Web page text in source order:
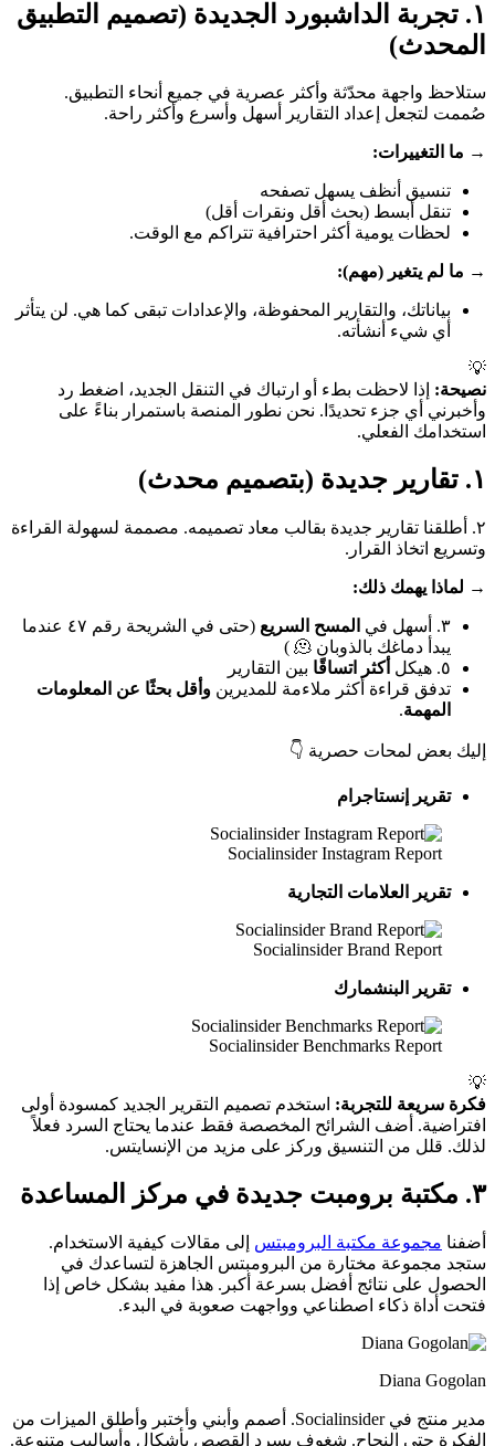
١. تجربة الداشبورد الجديدة (تصميم التطبيق
المحدث)
ستلاحظ واجهة محدّثة وأكثر عصرية في جميع أنحاء التطبيق.
صُممت لتجعل إعداد التقارير أسهل وأسرع وأكثر راحة.
→ ما التغييرات:
تنسيق أنظف يسهل تصفحه
تنقل أبسط (بحث أقل ونقرات أقل)
لحظات يومية أكثر احترافية تتراكم مع الوقت.
→ ما لم يتغير (مهم):
بياناتك، والتقارير المحفوظة، والإعدادات تبقى كما هي. لن يتأثر
أي شيء أنشأته.
💡
نصيحة: إذا لاحظت بطء أو ارتباك في التنقل الجديد، اضغط رد
وأخبرني أي جزء تحديدًا. نحن نطور المنصة باستمرار بناءً على
استخدامك الفعلي.
١. تقارير جديدة (بتصميم محدث)
٢. أطلقنا تقارير جديدة بقالب معاد تصميمه. مصممة لسهولة القراءة
وتسريع اتخاذ القرار.
→ لماذا يهمك ذلك:
٣. أسهل في المسح السريع
(حتى في الشريحة رقم ٤٧ عندما
يبدأ دماغك بالذوبان 🫠 )
٥. هيكل
أكثر اتساقًا بين التقارير
تدفق قراءة أكثر ملاءمة للمديرين وأقل بحثًا عن المعلومات
المهمة.
إليك بعض لمحات حصرية 👇
تقرير إنستاجرام
Socialinsider Instagram Report
تقرير العلامات التجارية
Socialinsider Brand Report
تقرير البنشمارك
Socialinsider Benchmarks Report
💡
فكرة سريعة للتجربة: استخدم تصميم التقرير الجديد كمسودة أولى
افتراضية. أضف الشرائح المخصصة فقط عندما يحتاج السرد فعلاً
لذلك. قلل من التنسيق وركز على مزيد من الإنسايتس.
٣. مكتبة برومبت جديدة في مركز المساعدة
أضفنا مجموعة مكتبة البرومبتس إلى مقالات كيفية الاستخدام.
ستجد مجموعة مختارة من البرومبتس الجاهزة لتساعدك في
الحصول على نتائج أفضل بسرعة أكبر. هذا مفيد بشكل خاص إذا
فتحت أداة ذكاء اصطناعي وواجهت صعوبة في البدء.
Diana Gogolan
مدير منتج في Socialinsider. أصمم وأبني وأختبر وأطلق الميزات من
الفكرة حتى النجاح. شغوف بسرد القصص بأشكال وأساليب متنوعة.